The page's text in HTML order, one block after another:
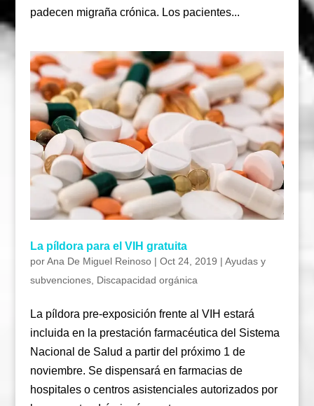
padecen migraña crónica. Los pacientes...
La píldora para el VIH gratuita
porAna De Miguel Reinoso| Oct 24, 2019 | Ayudas y
subvenciones, Discapacidad orgánica
La píldora pre-exposición frente al VIH estará
incluida en la prestación farmacéutica del Sistema
Nacional de Salud a partir del próximo 1 de
noviembre. Se dispensará en farmacias de
hospitales o centros asistenciales autorizados por